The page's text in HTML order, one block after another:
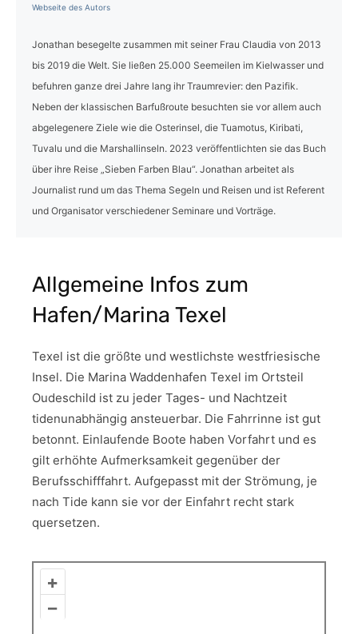
Webseite des Autors
Jonathan besegelte zusammen mit seiner Frau Claudia von 2013
bis 2019 die Welt. Sie ließen 25.000 Seemeilen im Kielwasser und
befuhren ganze drei Jahre lang ihr Traumrevier: den Pazifik.
Neben der klassischen Barfußroute besuchten sie vor allem auch
abgelegenere Ziele wie die Osterinsel, die Tuamotus, Kiribati,
Tuvalu und die Marshallinseln. 2023 veröffentlichten sie das Buch
über ihre Reise „Sieben Farben Blau“. Jonathan arbeitet als
Journalist rund um das Thema Segeln und Reisen und ist Referent
und Organisator verschiedener Seminare und Vorträge.
Allgemeine Infos zum
Hafen/Marina Texel
Texel ist die größte und westlichste westfriesische
Insel. Die Marina Waddenhafen Texel im Ortsteil
Oudeschild ist zu jeder Tages- und Nachtzeit
tidenunabhängig ansteuerbar. Die Fahrrinne ist gut
betonnt. Einlaufende Boote haben Vorfahrt und es
gilt erhöhte Aufmerksamkeit gegenüber der
Berufsschifffahrt. Aufgepasst mit der Strömung, je
nach Tide kann sie vor der Einfahrt recht stark
quersetzen.
+
–